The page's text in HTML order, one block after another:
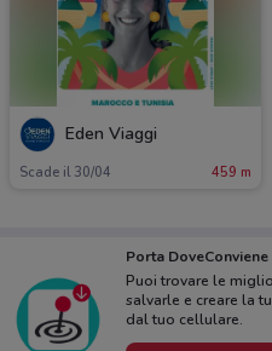
Eden Viaggi
Scade il 30/04 459 m
Porta
Puoi trovare le
salvarle e creare la
dal tuo cellulare.